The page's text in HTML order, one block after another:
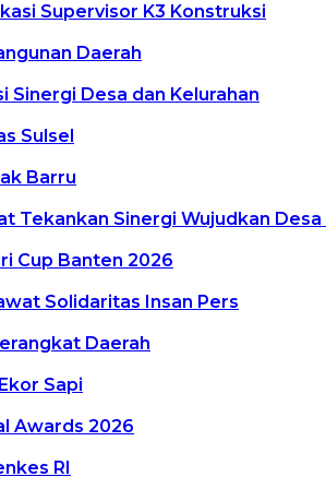
Supervisor K3 Konstruksi
Daerah
Sinergi Desa dan Kelurahan
Sulsel
Barru
Tekankan Sinergi Wujudkan Desa
Cup Banten 2026
Solidaritas Insan Pers
Daerah
Sapi
Awards 2026
RI